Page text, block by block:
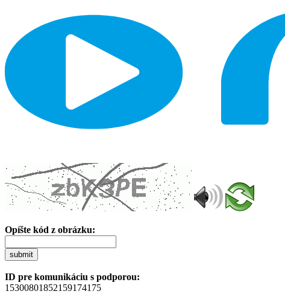
Opíšte kód z obrázku:
submit
ID pre komunikáciu s podporou:
15300801852159174175